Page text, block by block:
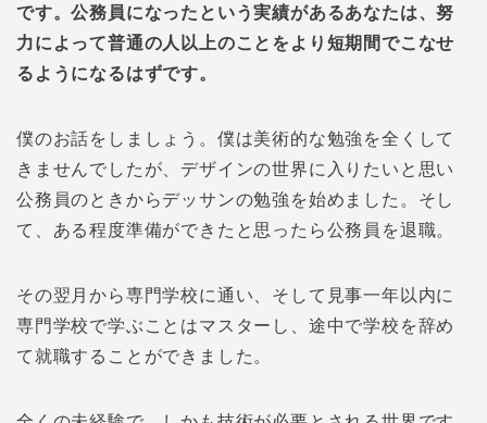
です。公務員になったという実績があるあなたは、努
力によって普通の人以上のことをより短期間でこなせ
るようになるはずです。
僕のお話をしましょう。僕は美術的な勉強を全くして
きませんでしたが、デザインの世界に入りたいと思い
公務員のときからデッサンの勉強を始めました。そし
て、ある程度準備ができたと思ったら公務員を退職。
その翌月から専門学校に通い、そして見事一年以内に
専門学校で学ぶことはマスターし、途中で学校を辞め
て就職することができました。